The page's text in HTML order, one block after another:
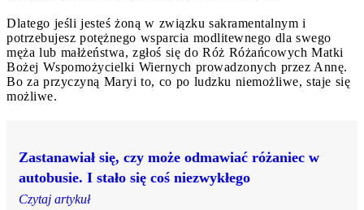
Dlatego jeśli jesteś żoną w związku sakramentalnym i
potrzebujesz potężnego wsparcia modlitewnego dla swego
męża lub małżeństwa, zgłoś się do Róż Różańcowych Matki
Bożej Wspomożycielki Wiernych prowadzonych przez Annę.
Bo za przyczyną Maryi to, co po ludzku niemożliwe, staje się
możliwe.
Zastanawiał się, czy może odmawiać różaniec w
autobusie. I stało się coś niezwykłego
Czytaj artykuł